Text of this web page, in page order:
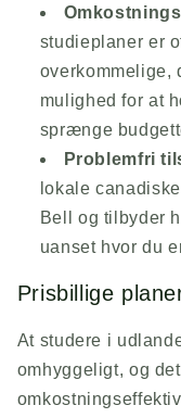
studieplaner er
overkommelige,
mulighed for at
sprænge
Problemfri
lokale
Bell og tilbyder
uanset hvor du
Prisbillige
At studere i
omhyggeligt, og